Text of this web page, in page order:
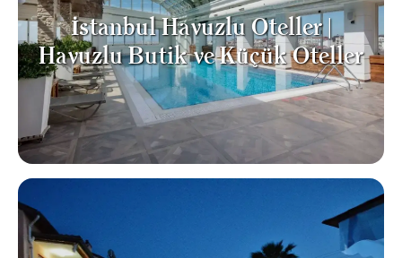
İstanbul Havuzlu Oteller |
Havuzlu Butik ve Küçük Oteller